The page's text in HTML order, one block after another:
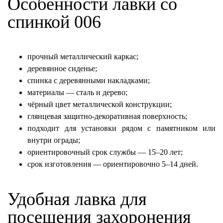
Особенности лавки со
спинкой 006
прочный металлический каркас;
деревянное сиденье;
спинка с деревянными накладками;
материалы — сталь и дерево;
чёрный цвет металлической конструкции;
глянцевая защитно-декоративная поверхность;
подходит для установки рядом с памятником или
внутри ограды;
ориентировочный срок службы — 15–20 лет;
срок изготовления — ориентировочно 5–14 дней.
Удобная лавка для
посещения захоронения